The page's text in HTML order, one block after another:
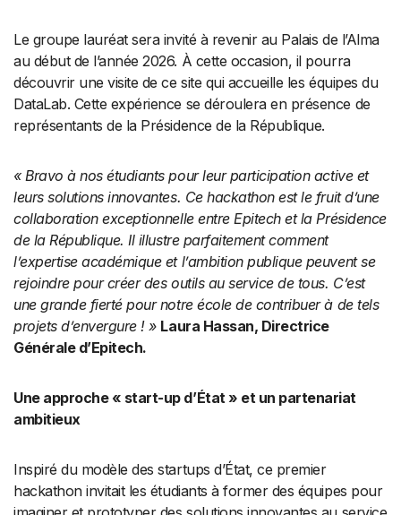
Le groupe lauréat sera invité à revenir au Palais de l’Alma
au début de l’année 2026. À cette occasion, il pourra
découvrir une visite de ce site qui accueille les équipes du
DataLab. Cette expérience se déroulera en présence de
représentants de la Présidence de la République.
« Bravo à nos étudiants pour leur participation active et
leurs solutions innovantes. Ce hackathon est le fruit d’une
collaboration exceptionnelle entre Epitech et la Présidence
de la République. Il illustre parfaitement comment
l’expertise académique et l’ambition publique peuvent se
rejoindre pour créer des outils au service de tous. C’est
une grande fierté pour notre école de contribuer à de tels
projets d’envergure ! » Laura Hassan, Directrice
Générale d’Epitech.
Une approche « start-up d’État » et un partenariat
ambitieux
Inspiré du modèle des startups d’État, ce premier
hackathon invitait les étudiants à former des équipes pour